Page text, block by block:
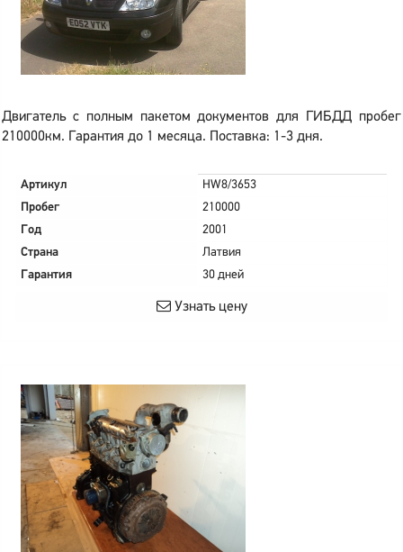
Двигатель с полным пакетом документов для ГИБДД пробег
210000км. Гарантия до 1 месяца. Поставка: 1-3 дня.
Артикул
HW8/3653
Пробег
210000
Год
2001
Страна
Латвия
Гарантия
30 дней
Узнать цену